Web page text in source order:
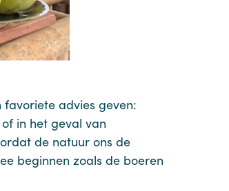
advies geven:
in het geval van
de natuur ons de
beginnen zoals de boeren